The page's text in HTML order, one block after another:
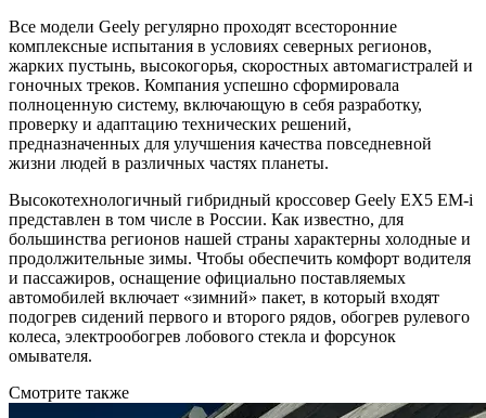
Все модели Geely регулярно проходят всесторонние
комплексные испытания в условиях северных регионов,
жарких пустынь, высокогорья, скоростных автомагистралей и
гоночных треков. Компания успешно сформировала
полноценную систему, включающую в себя разработку,
проверку и адаптацию технических решений,
предназначенных для улучшения качества повседневной
жизни людей в различных частях планеты.
Высокотехнологичный гибридный кроссовер Geely EX5 EM-i
представлен в том числе в России. Как известно, для
большинства регионов нашей страны характерны холодные и
продолжительные зимы. Чтобы обеспечить комфорт водителя
и пассажиров, оснащение официально поставляемых
автомобилей включает «зимний» пакет, в который входят
подогрев сидений первого и второго рядов, обогрев рулевого
колеса, электрообогрев лобового стекла и форсунок
омывателя.
Смотрите также